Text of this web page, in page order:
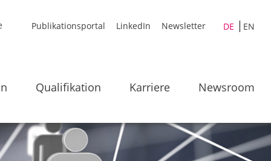
Publikationsportal LinkedIn Newsletter DE EN
Qualifikation Karriere Newsroom